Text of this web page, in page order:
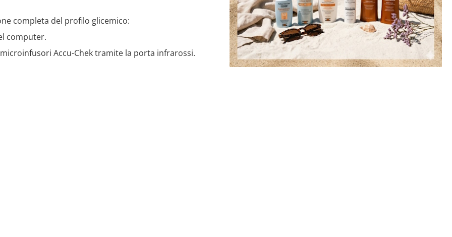
completa del profilo glicemico:
computer.
Accu-Chek tramite la porta infrarossi.